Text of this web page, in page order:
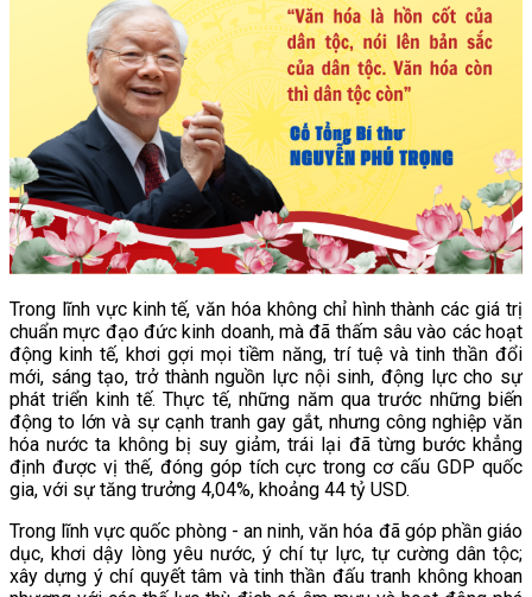
Trong lĩnh vực kinh tế, văn hóa không chỉ hình thành các giá trị
chuẩn mực đạo đức kinh doanh, mà đã thấm sâu vào các hoạt
động kinh tế, khơi gợi mọi tiềm năng, trí tuệ và tinh thần đổi
mới, sáng tạo, trở thành nguồn lực nội sinh, động lực cho sự
phát triển kinh tế. Thực tế, những năm qua trước những biến
động to lớn và sự cạnh tranh gay gắt, nhưng công nghiệp văn
hóa nước ta không bị suy giảm, trái lại đã từng bước khẳng
định được vị thế, đóng góp tích cực trong cơ cấu GDP quốc
gia, với sự tăng trưởng 4,04%, khoảng 44 tỷ USD.
Trong lĩnh vực quốc phòng - an ninh, văn hóa đã góp phần giáo
dục, khơi dậy lòng yêu nước, ý chí tự lực, tự cường dân tộc;
xây dựng ý chí quyết tâm và tinh thần đấu tranh không khoan